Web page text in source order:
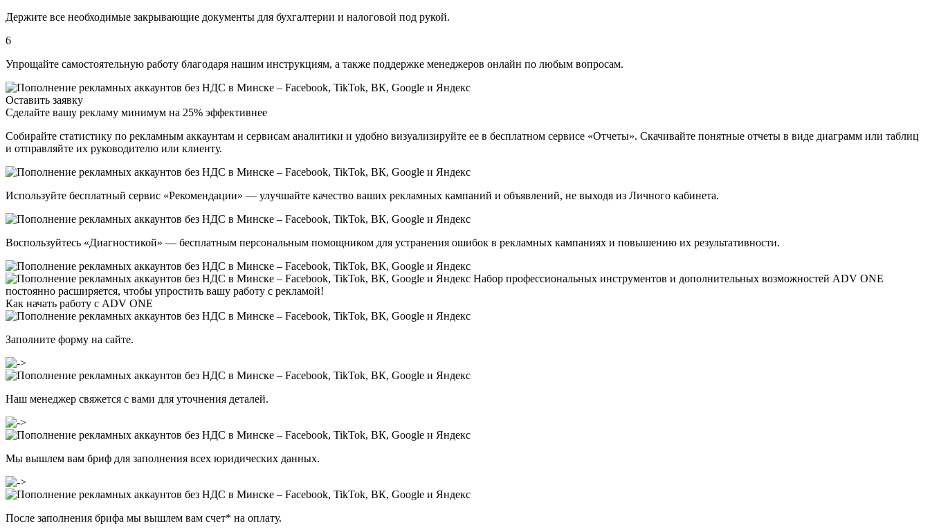
Держите все необходимые закрывающие документы для бухгалтерии и налоговой под рукой.
6
Упрощайте самостоятельную работу благодаря нашим инструкциям, а также поддержке менеджеров онлайн по любым вопросам.
Оставить заявку
Сделайте вашу рекламу минимум на 25% эффективнее
Собирайте статистику по рекламным аккаунтам и сервисам аналитики и удобно визуализируйте ее в бесплатном сервисе «Отчеты». Скачивайте понятные отчеты в виде диаграмм или таблиц
и отправляйте их руководителю или клиенту.
Используйте бесплатный сервис «Рекомендации» — улучшайте качество ваших рекламных кампаний и объявлений, не выходя из Личного кабинета.
Воспользуйтесь «Диагностикой» — бесплатным персональным помощником для устранения ошибок в рекламных кампаниях и повышению их результативности.
Набор профессиональных инструментов и дополнительных возможностей ADV ONE
постоянно расширяется, чтобы упростить вашу работу с рекламой!
Как начать работу с ADV ONE
Заполните форму на сайте.
Наш менеджер свяжется с вами для уточнения деталей.
Мы вышлем вам бриф для заполнения всех юридических данных.
После заполнения брифа мы вышлем вам счет* на оплату.